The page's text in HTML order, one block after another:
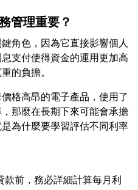
管理重要？
角色，因為它直接影響個人
支付使得資金的運用更加高
格高昂的電子產品，使用了
那麼在長期下來可能會承擔
為什麼要學習評估不同利率
前，務必詳細計算每月利